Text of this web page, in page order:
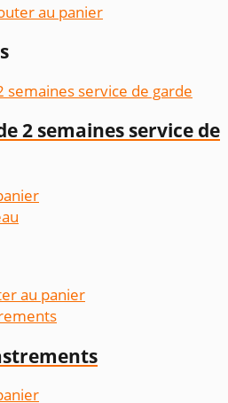
$.
au panier
2 semaines service de
au panier